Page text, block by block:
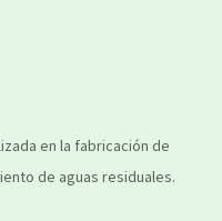
en la fabricación de
de aguas residuales.